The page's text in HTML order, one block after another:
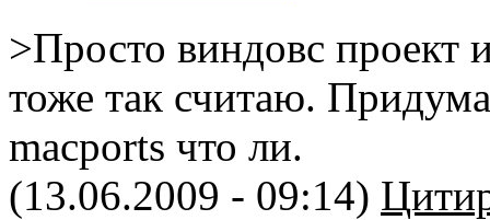
>Просто виндовс проект
тоже так считаю.
macports что ли.
(13.06.2009 - 09:14)